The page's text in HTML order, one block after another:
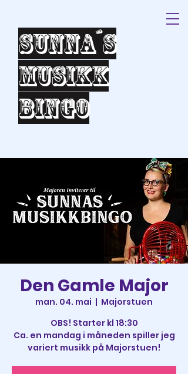
Sunna´s
Musikk
bingo
Den Gamle Major
man. 04. mai
  |
Majorstuen
OBS! Starter kl 18:30
Ca. en mandag i måneden spiller jeg
variert musikk på Majorstuen!